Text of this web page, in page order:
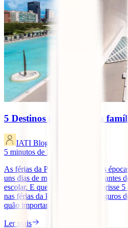
5 Destinos para ir com a
IATI Blog
5 minutos de leitura
As férias da Páscoa são uma das
uns dias de merecido descanso, antes
escolar. E que tal se a IATI sugerisse
nas férias da Páscoa? A IATI seguros
quão importante é para [...]
Ler mais